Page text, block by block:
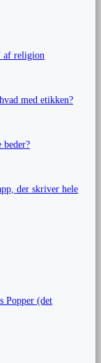
af religion
med etikken?
beder?
der skriver hele
Popper (det